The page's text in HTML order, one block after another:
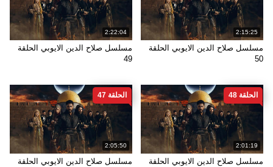
2:15:25
مسلسل صلاح الدين الايوبي الحلقة
50
2:22:04
مسلسل صلاح الدين الايوبي الحلقة
49
2:01:19
الحلقة 48
مسلسل صلاح الدين الايوبي الحلقة
2:05:50
الحلقة 47
مسلسل صلاح الدين الايوبي الحلقة